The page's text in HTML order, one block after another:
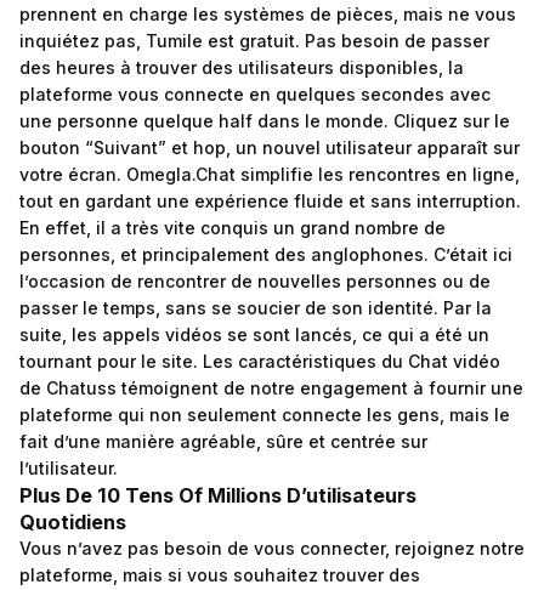
prennent en charge les systèmes de pièces, mais ne vous
inquiétez pas, Tumile est gratuit. Pas besoin de passer
des heures à trouver des utilisateurs disponibles, la
plateforme vous connecte en quelques secondes avec
une personne quelque half dans le monde. Cliquez sur le
bouton “Suivant” et hop, un nouvel utilisateur apparaît sur
votre écran. Omegla.Chat simplifie les rencontres en ligne,
tout en gardant une expérience fluide et sans interruption.
En effet, il a très vite conquis un grand nombre de
personnes, et principalement des anglophones. C’était ici
l’occasion de rencontrer de nouvelles personnes ou de
passer le temps, sans se soucier de son identité. Par la
suite, les appels vidéos se sont lancés, ce qui a été un
tournant pour le site. Les caractéristiques du Chat vidéo
de Chatuss témoignent de notre engagement à fournir une
plateforme qui non seulement connecte les gens, mais le
fait d’une manière agréable, sûre et centrée sur
l’utilisateur.
Plus De 10 Tens Of Millions D’utilisateurs
Quotidiens
Vous n’avez pas besoin de vous connecter, rejoignez notre
plateforme, mais si vous souhaitez trouver des